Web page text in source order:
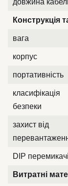
довжина
Конструкція
вага
корпус
портативність
класифікація
безпеки
захист від
DIP перемикачі
Витратні